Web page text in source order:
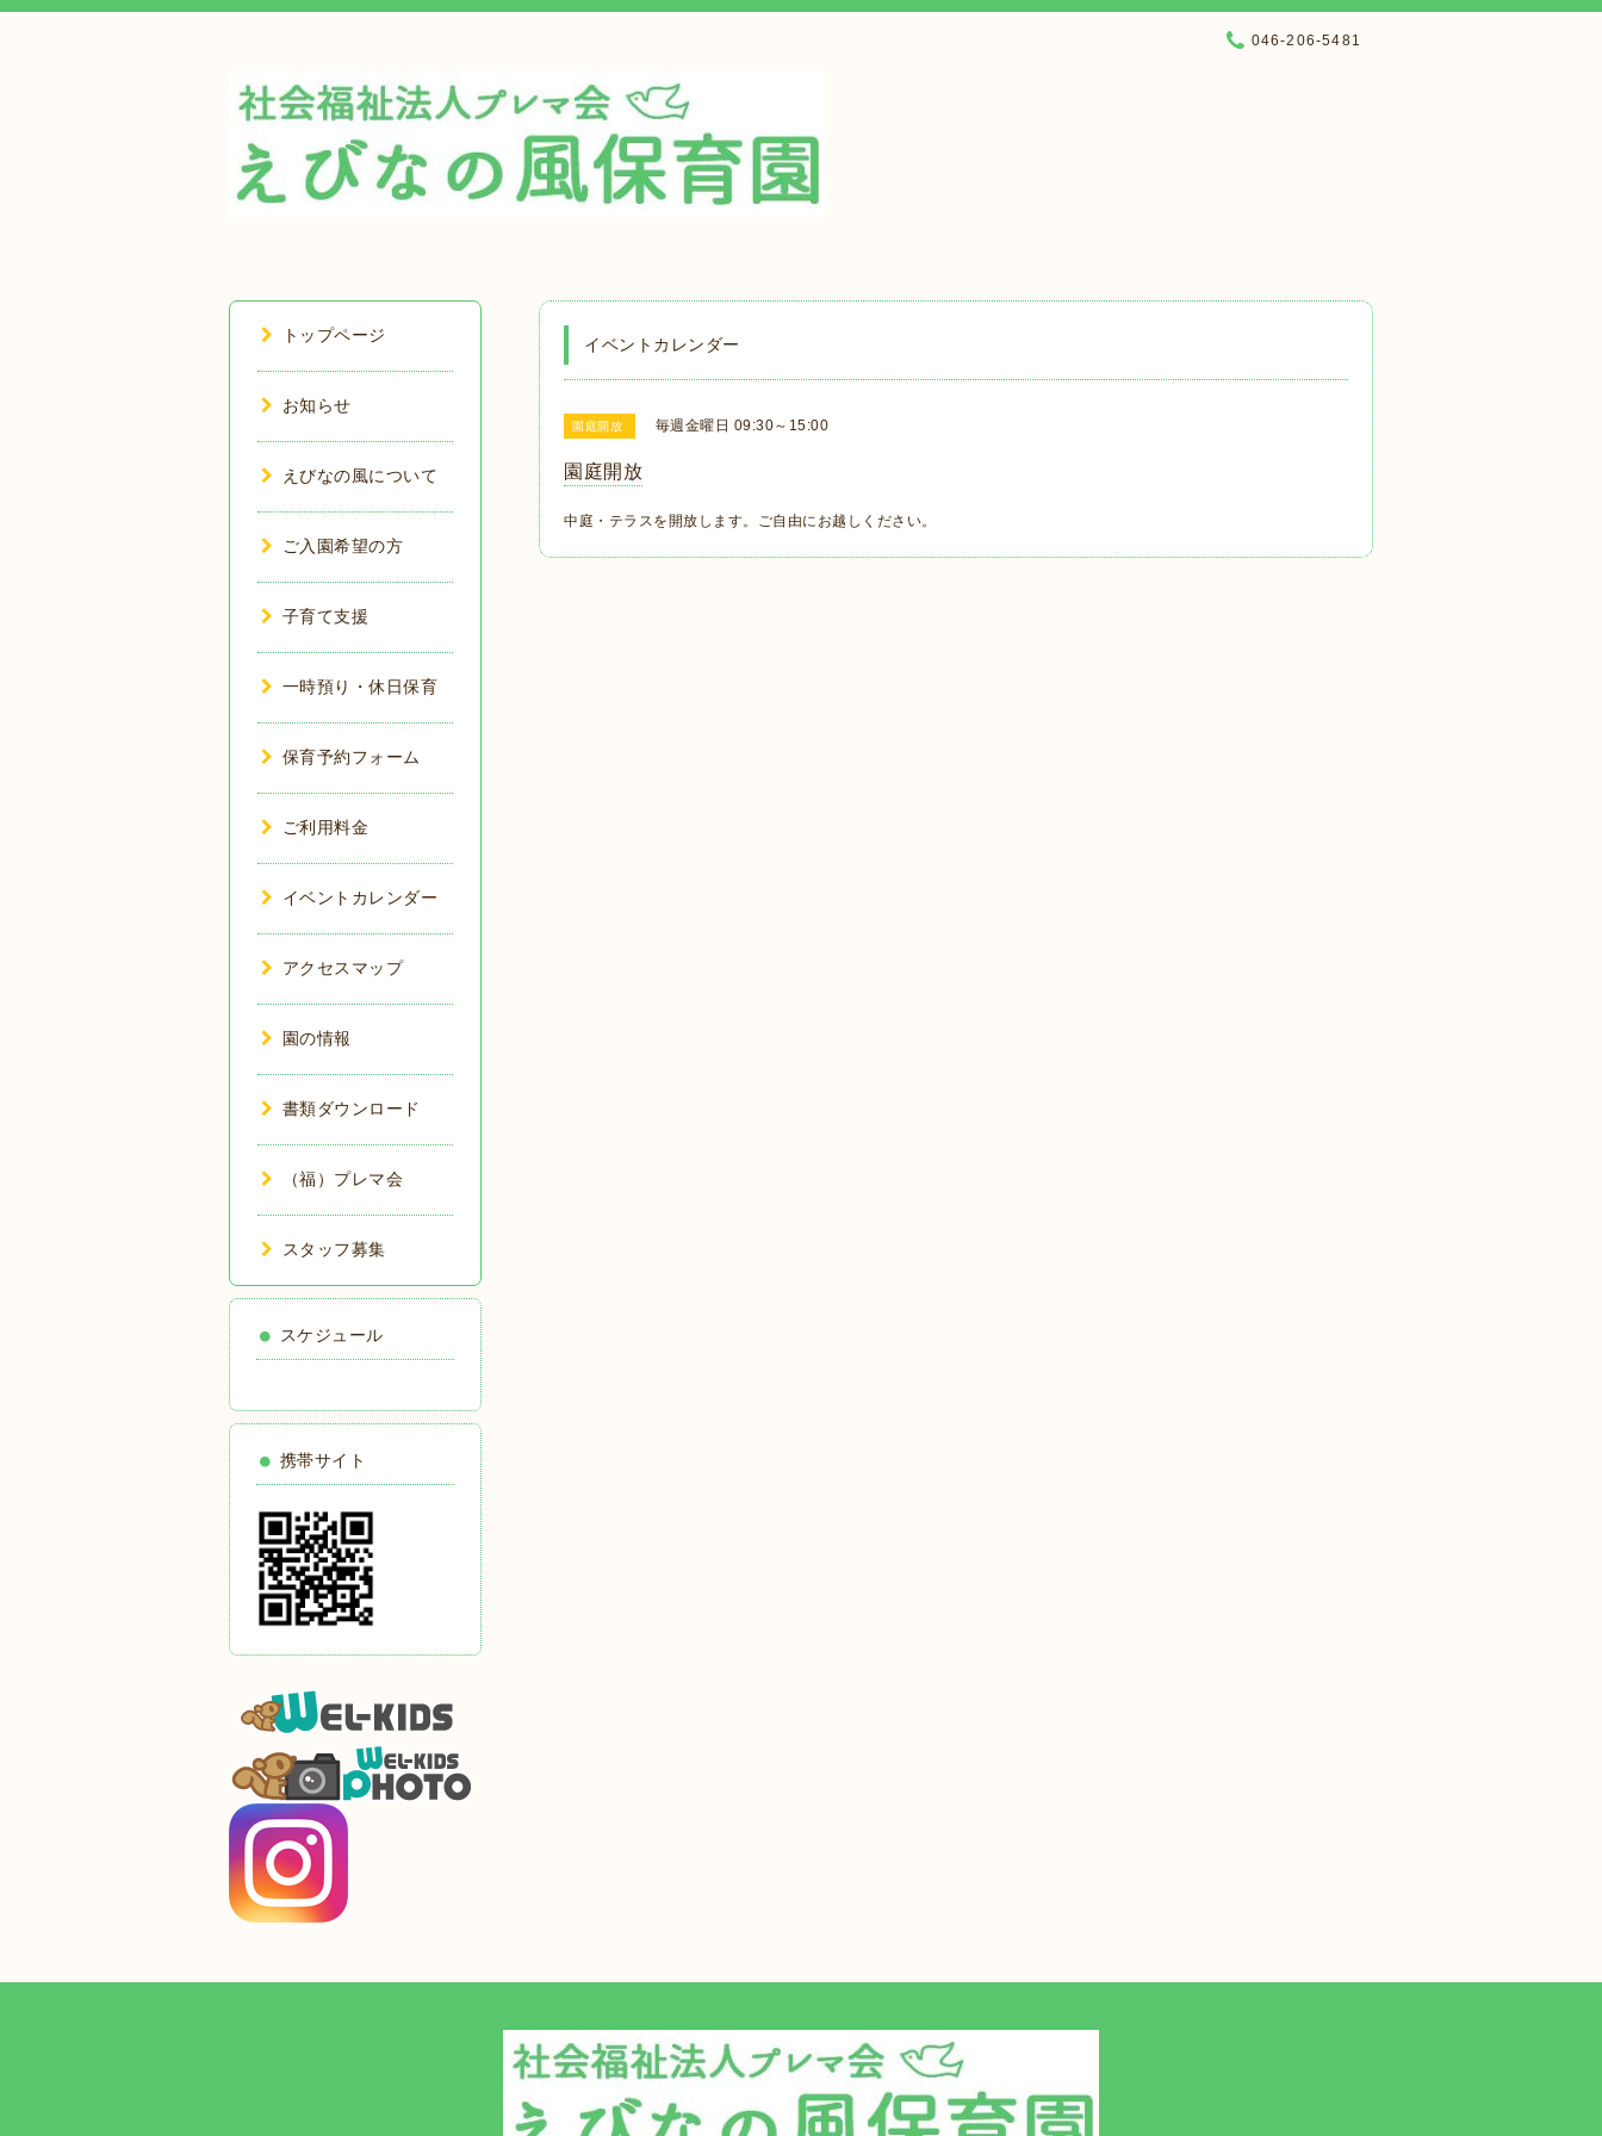
046-206-5481
イベントカレンダー
園庭開放 毎週金曜日 09:30～15:00
園庭開放
中庭・テラスを開放します。ご自由にお越しください。
トップページ
お知らせ
えびなの風について
ご入園希望の方
子育て支援
一時預り・休日保育
保育予約フォーム
ご利用料金
イベントカレンダー
アクセスマップ
園の情報
書類ダウンロード
（福）プレマ会
スタッフ募集
スケジュール
携帯サイト